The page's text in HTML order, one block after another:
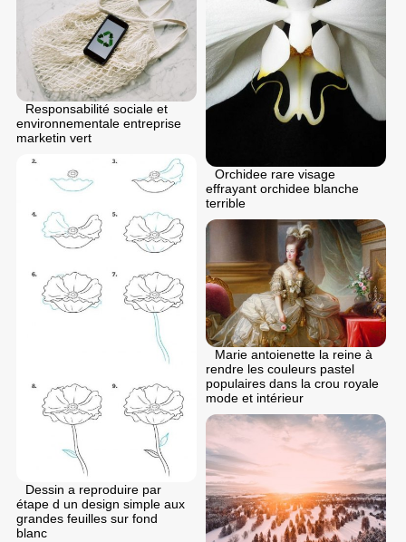
Orchidee rare visage
effrayant orchidee blanche
terrible
Responsabilité sociale et
environnementale entreprise
marketin vert
Dessin a reproduire par
étape d un design simple aux
grandes feuilles sur fond
blanc
Marie antoienette la reine à
rendre les couleurs pastel
populaires dans la crou royale
mode et intérieur